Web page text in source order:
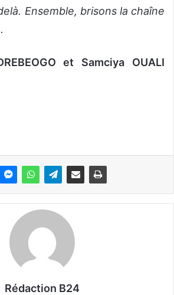
Ensemble, brisons la chaîne
.
et Samciya OUALI
Rédaction B24